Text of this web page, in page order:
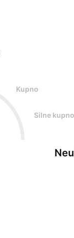
Kupno
Silne kupno